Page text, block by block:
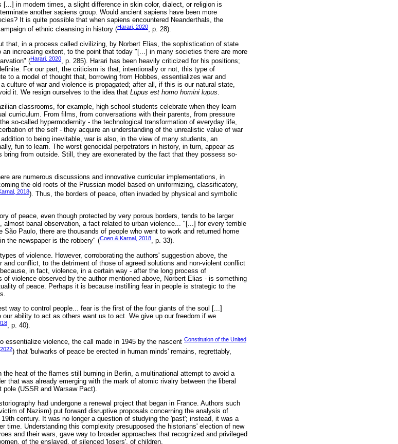
in modern times, a slight difference in skin color, dialect, or religion is
another sapiens group. Would ancient sapiens have been more
It is quite possible that when sapiens encountered Neanderthals, the
of ethnic cleansing in history (Harari, 2020, p. 28).
that, in a process called civilizing, by Norbert Elias, the sophistication of state
increasing extent, to the point that today "[...] in many societies there are more
(Harari, 2020, p. 285). Harari has been heavily criticized for his positions;
For our part, the criticism is that, intentionally or not, this type of
to a model of thought that, borrowing from Hobbes, essentializes war and
culture of war and violence is propagated; after all, if this is our natural state,
it. We resign ourselves to the idea that Lupus est homo homini lupus
classrooms, for example, high school students celebrate when they learn
curriculum. From films, from conversations with their parents, from pressure
so-called hypermodernity - the technological transformation of everyday life,
of the self - they acquire an understanding of the unrealistic value of war
to being inevitable, war is also, in the view of many students, an
fun to learn. The worst genocidal perpetrators in history, in turn, appear as
from outside. Still, they are exonerated by the fact that they possess so-
are numerous discussions and innovative curricular implementations, in
the old roots of the Prussian model based on uniformizing, classificatory,
2018). Thus, the borders of peace, often invaded by physical and symbolic
of peace, even though protected by very porous borders, tends to be larger
banal observation, a fact related to urban violence... "[...] for every terrible
Paulo, there are thousands of people who went to work and returned home
the newspaper is the robbery" (Coen & Karnal, 2018, p. 33).
of violence. However, corroborating the authors' suggestion above, the
conflict, to the detriment of those of agreed solutions and non-violent conflict
in fact, violence, in a certain way - after the long process of
violence observed by the author mentioned above, Norbert Elias - is something
of peace. Perhaps it is because instilling fear in people is strategic to the
way to control people... fear is the first of the four giants of the soul [...]
ability to act as others want us to act. We give up our freedom if we
, p. 40).
essentialize violence, the call made in 1945 by the nascent Constitution of the United
) that 'bulwarks of peace be erected in human minds' remains, regrettably,
heat of the flames still burning in Berlin, a multinational attempt to avoid a
that was already emerging with the mark of atomic rivalry between the liberal
(USSR and Warsaw Pact).
had undergone a renewal project that began in France. Authors such
of Nazism) put forward disruptive proposals concerning the analysis of
century. It was no longer a question of studying the 'past'; instead, it was a
time. Understanding this complexity presupposed the historians' election of new
and their wars, gave way to broader approaches that recognized and privileged
of the enslaved, of silenced 'losers', of children.